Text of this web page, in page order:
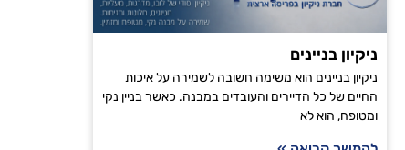
ניקיון בניינים
ניקיון בניינים הוא משימה חשובה לשמירה על איכות
החיים של כל הדיירים והעובדים במבנה. כאשר בניין נקי
ומטופח, הוא לא